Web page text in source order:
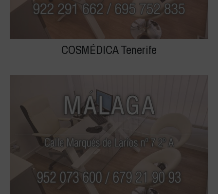
COSMÉDICA Tenerife